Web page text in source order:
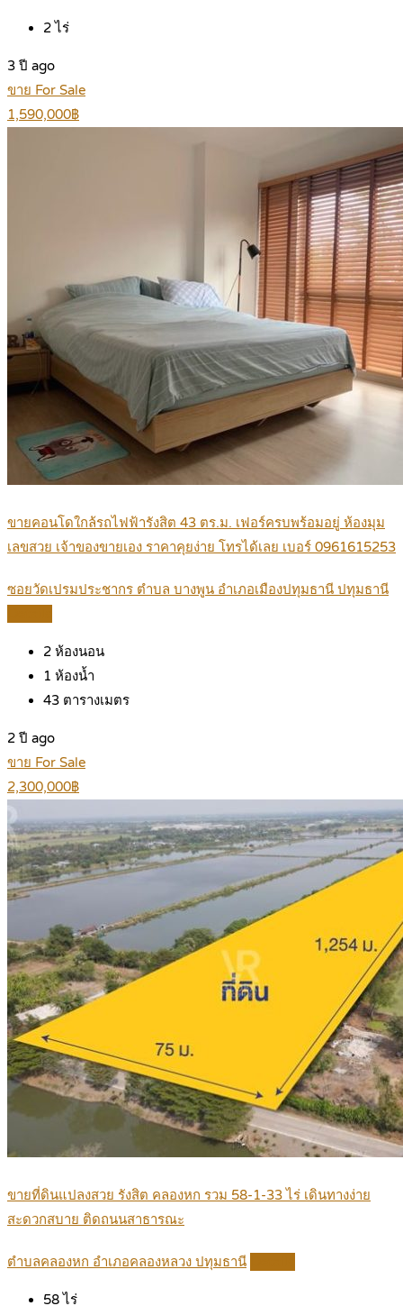
2 ไร่
3 ปี ago
ขาย For Sale
1,590,000฿
ขายคอนโดใกล้รถไฟฟ้ารังสิต 43 ตร.ม. เฟอร์ครบพร้อมอยู่ ห้องมุม
เลขสวย เจ้าของขายเอง ราคาคุยง่าย โทรได้เลย เบอร์ 0961615253
ซอยวัดเปรมประชากร ตำบล บางพูน อำเภอเมืองปทุมธานี ปทุมธานี
2 ห้องนอน
1 ห้องน้ำ
43 ตารางเมตร
2 ปี ago
ขาย For Sale
2,300,000฿
ขายที่ดินแปลงสวย รังสิต คลองหก รวม 58-1-33 ไร่ เดินทางง่าย
สะดวกสบาย ติดถนนสาธารณะ
ตำบลคลองหก อำเภอคลองหลวง ปทุมธานี
58ไร่